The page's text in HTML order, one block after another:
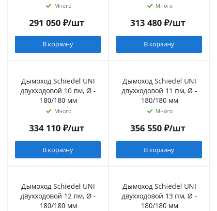
Много
291 050₽/шт
В корзину
Много
313 480₽/шт
В корзину
Дымоход Schiedel UNI
двухходовой 10 пм, Ø -
180/180 мм
Много
334 110₽/шт
В корзину
Дымоход Schiedel UNI
двухходовой 11 пм, Ø -
180/180 мм
Много
356 550₽/шт
В корзину
Дымоход Schiedel UNI
двухходовой 12 пм, Ø -
180/180 мм
Дымоход Schiedel UNI
двухходовой 13 пм, Ø -
180/180 мм